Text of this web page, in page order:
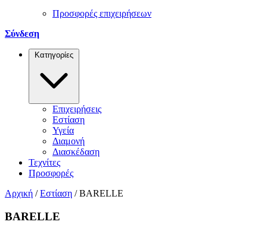
Προσφορές επιχειρήσεων
Σύνδεση
Κατηγορίες
Επιχειρήσεις
Εστίαση
Υγεία
Διαμονή
Διασκέδαση
Τεχνίτες
Προσφορές
Αρχική / Εστίαση / BARELLE
BARELLE